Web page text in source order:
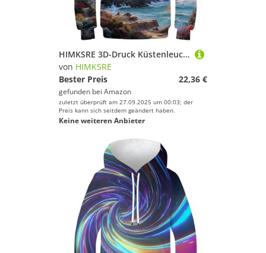
HIMKSRE 3D-Druck Küstenleuchttürme Kinder Hoodie Teen Mädchen Jungen Sweatshirt Tasche Pullover Hoodie for 6-7 Jahre(Style-12,140)
von HIMKSRE
Bester Preis
22,36 €
gefunden bei Amazon
zuletzt überprüft am 27.09.2025 um 00:03; der
Preis kann sich seitdem geändert haben.
Keine weiteren Anbieter